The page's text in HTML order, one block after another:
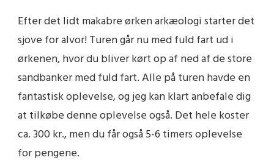
Efter det lidt makabre ørken arkæologi starter det
sjove for alvor! Turen går nu med fuld fart ud i
ørkenen, hvor du bliver kørt op af ned af de store
sandbanker med fuld fart. Alle på turen havde en
fantastisk oplevelse, og jeg kan klart anbefale dig
at tilkøbe denne oplevelse også. Det hele koster
ca. 300 kr., men du får også 5-6 timers oplevelse
for pengene.